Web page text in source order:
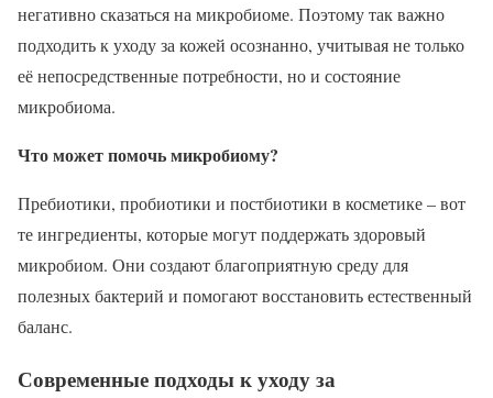
негативно сказаться на микробиоме. Поэтому так важно
подходить к уходу за кожей осознанно, учитывая не только
её непосредственные потребности, но и состояние
микробиома.
Что может помочь микробиому?
Пребиотики, пробиотики и постбиотики в косметике – вот
те ингредиенты, которые могут поддержать здоровый
микробиом. Они создают благоприятную среду для
полезных бактерий и помогают восстановить естественный
баланс.
Современные подходы к уходу за